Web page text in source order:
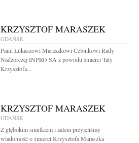
KRZYSZTOF MARASZEK
GDAŃSK
Panu Łukaszowi Maraszkowi Członkowi Rady
Nadzorczej INPRO SA z powodu śmierci Taty
Krzysztofa...
KRZYSZTOF MARASZEK
GDAŃSK
Z głębokim smutkiem i żalem przyjęliśmy
wiadomość o śmierci Krzysztofa Maraszka